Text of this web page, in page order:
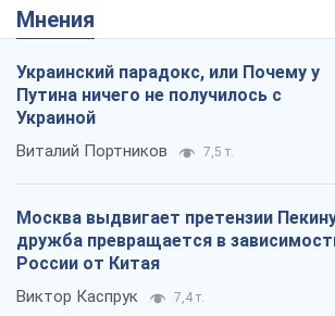
Мнения
Украинский парадокс, или Почему у
Путина ничего не получилось с
Украиной
Виталий Портников 7,5 т.
Москва выдвигает претензии
дружба превращается в
России от Китая
Виктор Каспрук 7,4 т.